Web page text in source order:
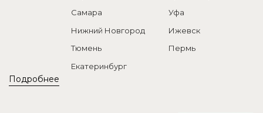
Подробнее
Самара
Уфа
Нижний Новгород
Ижевск
Тюмень
Пермь
Екатеринбург